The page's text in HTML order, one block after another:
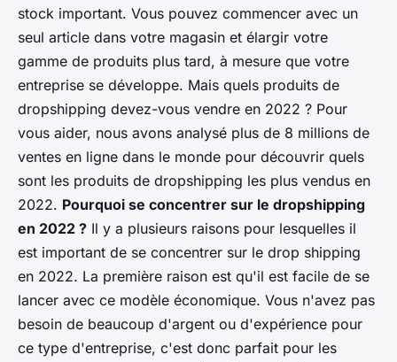
•12 mai 2022•2 min de lecture
stock important. Vous pouvez commencer avec un
seul article dans votre magasin et élargir votre
gamme de produits plus tard, à mesure que votre
entreprise se développe. Mais quels produits de
dropshipping devez-vous vendre en 2022 ? Pour
vous aider, nous avons analysé plus de 8 millions de
ventes en ligne dans le monde pour découvrir quels
sont les produits de dropshipping les plus vendus en
2022. Pourquoi se concentrer sur le dropshipping
en 2022 ? Il y a plusieurs raisons pour lesquelles il
est important de se concentrer sur le drop shipping
en 2022. La première raison est qu'il est facile de se
lancer avec ce modèle économique. Vous n'avez pas
besoin de beaucoup d'argent ou d'expérience pour
ce type d'entreprise, c'est donc parfait pour les